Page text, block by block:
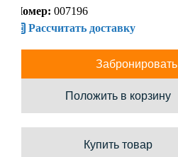
Номер: 007196
Рассчитать доставку
Забронировать
Положить в корзину
Купить товар